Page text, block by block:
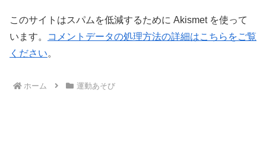
このサイトはスパムを低減するために Akismet を使って
います。
コメントデータの処理方法の詳細はこちらをご覧
ください。
ホーム 運動あそび